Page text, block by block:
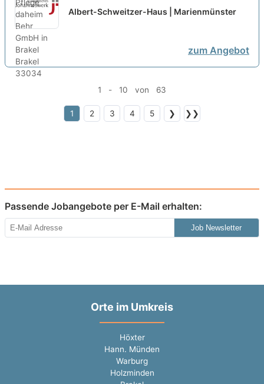
- Wir freuen uns auf Sie! neu
Albert-Schweitzer-Haus | Marienmünster
zum Angebot
1 - 10 von 63
1 2 3 4 5 ❯ ❯❯
Passende Jobangebote per E-Mail erhalten:
Job Newsletter
Orte im Umkreis
Höxter
Hann. Münden
Warburg
Holzminden